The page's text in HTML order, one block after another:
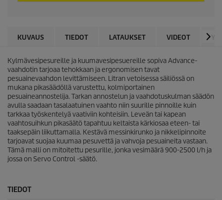
KUVAUS TIEDOT LATAUKSET VIDEOT
Kylmävesipesureille ja kuumavesipesuereille sopiva Advance-
vaahdotin tarjoaa tehokkaan ja ergonomisen tavat
pesuainevaahdon levittämiseen. Litran vetoisessa säiliössä on
mukana pikasäädöllä varustettu, kolmiportainen
pesuaineannostelija. Tarkan annostelun ja vaahdotuskulman säädön
avulla saadaan tasalaatuinen vaahto niin suurille pinnoille kuin
tarkkaa työskentelyä vaativiin kohteisiin. Leveän tai kapean
vaahtosuihkun pikasäätö tapahtuu keltaista kärkiosaa eteen- tai
taaksepäin liikuttamalla. Kestävä messinkirunko ja nikkelipinnoite
tarjoavat suojaa kuumaa pesuvettä ja vahvoja pesuaineita vastaan.
Tämä malli on mitoitettu pesurille, jonka vesimäärä 900-2500 l/h ja
jossa on Servo Control -säätö.
TIEDOT